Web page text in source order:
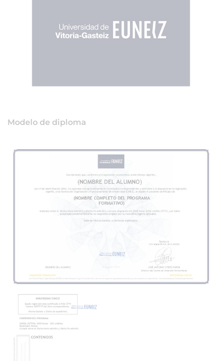
Modelo de diploma